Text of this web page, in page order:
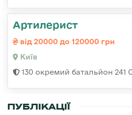
Артилерист
від 20000 до 120000 грн
Київ
130 окремий батальйон 241
ПУБЛІКАЦІЇ